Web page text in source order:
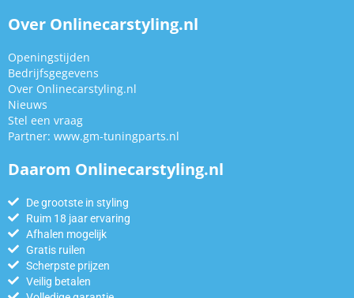
Over Onlinecarstyling.nl
Openingstijden
Bedrijfsgegevens
Over Onlinecarstyling.nl
Nieuws
Stel een vraag
Partner: www.gm-tuningparts.nl
Daarom Onlinecarstyling.nl
De grootste in styling
Ruim 18 jaar ervaring
Afhalen mogelijk
Gratis ruilen
Scherpste prijzen
Veilig betalen